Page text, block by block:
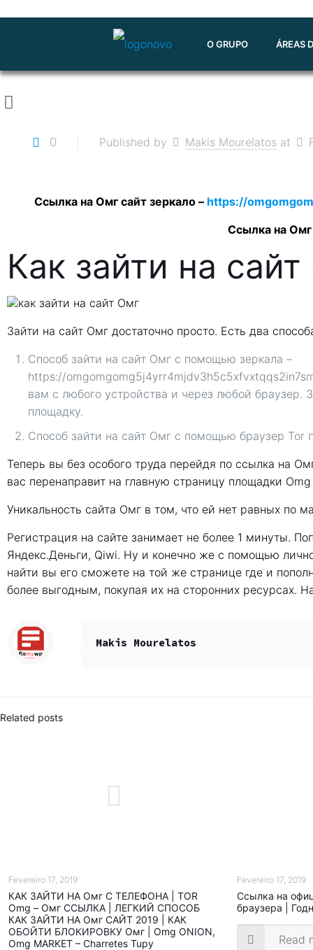
O GRUPO ÁREAS
0 Published by Makis Mourelatos at
Ссылка на Омг сайт зеркало – https://
Ссылка на
Как зайти на
как зайти на сайт Омг
Зайти на сайт Омг достаточно просто. Есть два
Способ зайти на сайт Омг с помощью зеркала –
https://
вам с любого устройства и через любой браузер.
площадку.
Способ зайти на сайт Омг с помощью браузер Tor
Теперь вы без особого труда перейдя по ссылка на
вас перенаправит на главную страницу площадки
Уникальность сайта Омг в том, что ей нет равных по
Регистрация на сайте занимает не более 1 минуты.
Яндекс.Деньги, Qiwi. Ну и конечно же с помощью
найти вы его сможете на той же странице где и
более выгодным, покупая их на сторонних ресурсах.
Makis Mourelatos
Related posts
Fevereiro 17, 2019
КАК ЗАЙТИ НА Омг С ТЕЛЕФОНА | TOR
Omg – Омг ССЫЛКА | ЛЕГКИЙ СПОСОБ
КАК ЗАЙТИ НА Омг САЙТ 2019 | КАК
ОБОЙТИ БЛОКИРОВКУ Омг | Omg ONION,
Omg MARKET – Charretes Tupy
Fevereiro 17, 2019
Ссылка на
браузера |
Read